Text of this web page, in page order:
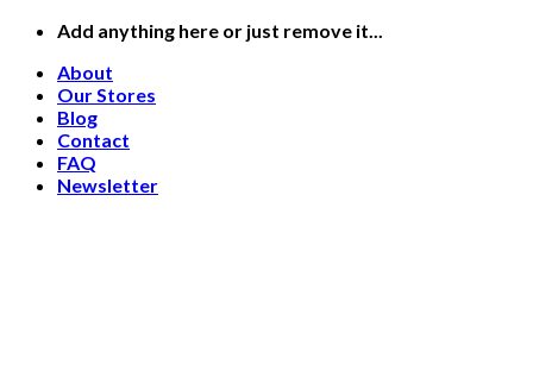
Skip
content
Add anything here or just remove it...
About
Our Stores
Blog
Contact
FAQ
Newsletter